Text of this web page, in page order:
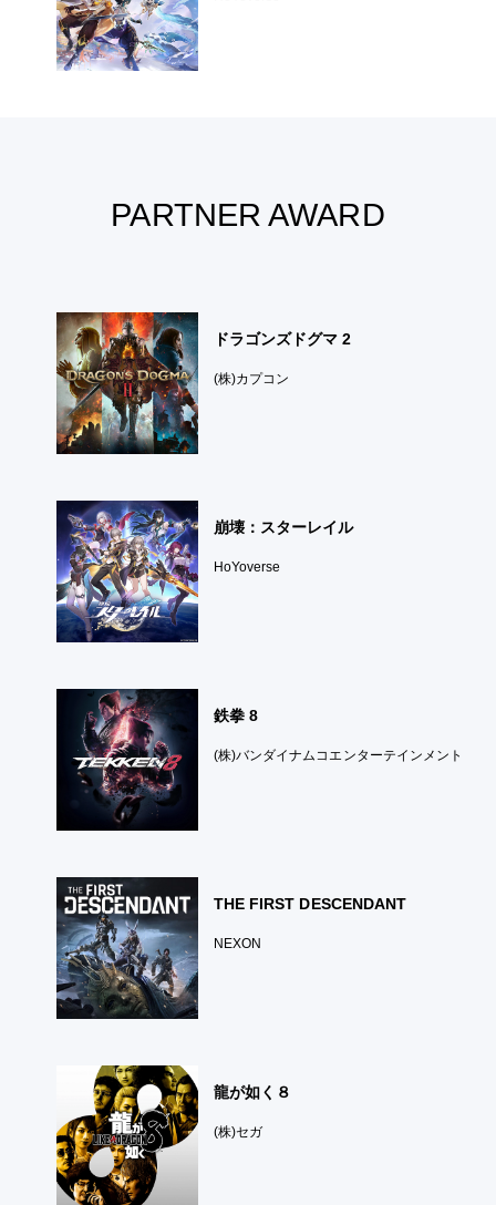
PARTNER AWARD
ドラゴンズドグマ 2
(株)カプコン
崩壊：スターレイル
HoYoverse
鉄拳 8
(株)バンダイナムコエンターテインメント
THE FIRST DESCENDANT
NEXON
龍が如く８
(株)セガ